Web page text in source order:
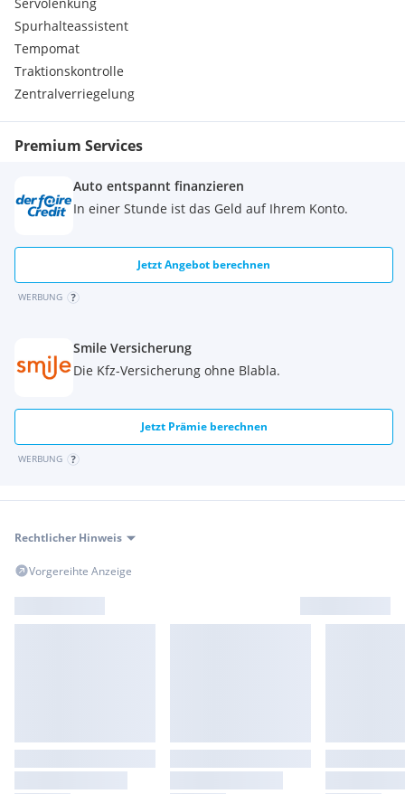
Spurhalteassistent
Tempomat
Traktionskontrolle
Zentralverriegelung
Premium Services
Auto entspannt finanzieren
In einer Stunde ist das Geld auf Ihrem Konto.
Jetzt Angebot berechnen
WERBUNG
Smile Versicherung
Die Kfz-Versicherung ohne Blabla.
Jetzt Prämie berechnen
WERBUNG
Rechtlicher Hinweis
Vorgereihte Anzeige